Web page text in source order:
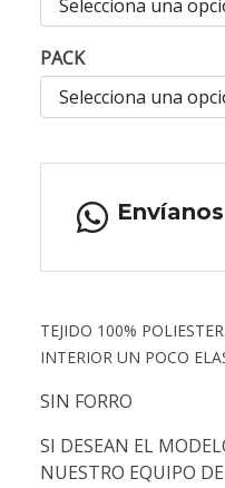
PACK
TEJIDO 100%
INTERIOR UN POCO
SIN FORRO
SI DESEAN EL
NUESTRO EQUIPO